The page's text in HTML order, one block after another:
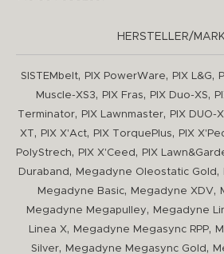
HERSTELLER/
SISTEMbelt, PIX PowerWare, PIX L&G,
Muscle-XS3, PIX Fras, PIX Duo-XS,
Terminator, PIX Lawnmaster, PIX DUO-
XT, PIX X'Act, PIX TorquePlus, PIX
PolyStrech, PIX X'Ceed , PIX
Duraband , Megadyne Oleostatic Gold ,
Megadyne Basic, Megadyne XDV,
Megadyne Megapulley, Megadyne
Linea X, Megadyne Megasync RPP,
Silver, Megadyne Megasync Gold ,